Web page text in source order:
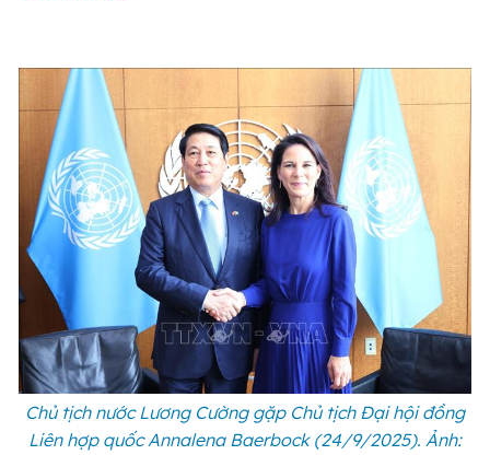
Chủ tịch nước Lương Cường gặp Chủ tịch Đại hội đồng
Liên hợp quốc Annalena Baerbock (24/9/2025). Ảnh: